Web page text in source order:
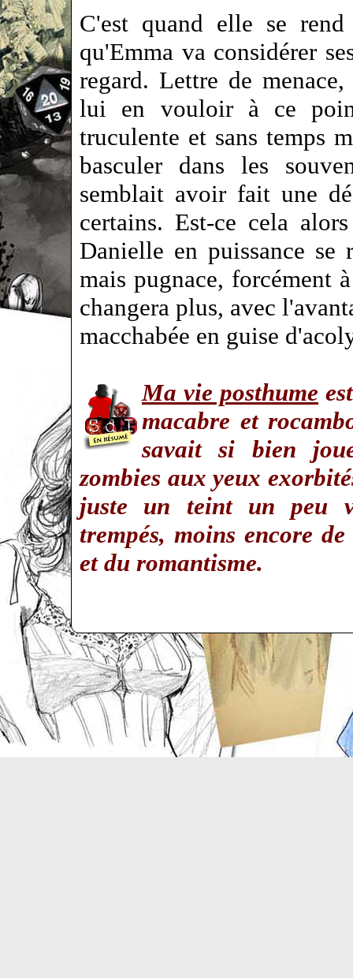
C'est quand elle se rend
qu'Emma va considérer
regard. Lettre de
lui en vouloir à ce
truculente et sans temps
basculer dans les
semblait avoir fait une
certains. Est-ce cela
Danielle en puissance se
mais pugnace, forcément
changera plus, avec
macchabée en guise
Ma vie posthume
macabre et
savait si bien
zombies aux yeux
juste un teint un peu
trempés, moins encore
et du romantisme.